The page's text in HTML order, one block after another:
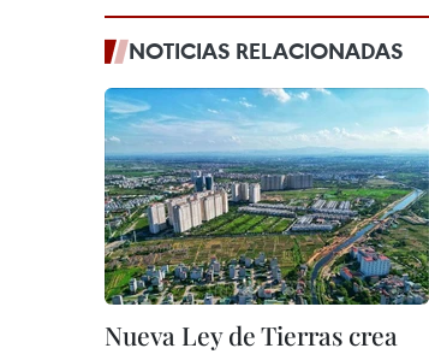
NOTICIAS RELACIONADAS
Nueva Ley de Tierras crea